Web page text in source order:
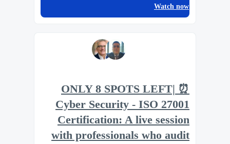
Watch now
⏰ ONLY 8 SPOTS LEFT|
Cyber Security - ISO 27001
Certification: A live session
with professionals who audit